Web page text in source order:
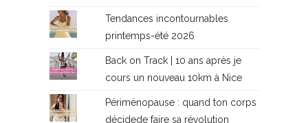
Tendances incontournables
printemps-été 2026
Back on Track | 10 ans après je
cours un nouveau 10km à Nice
Périménopause : quand ton corps
décidede faire sa révolution